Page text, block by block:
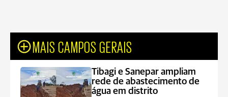
MAIS CAMPOS GERAIS
Tibagi e Sanepar ampliam
rede de abastecimento de
água em distrito